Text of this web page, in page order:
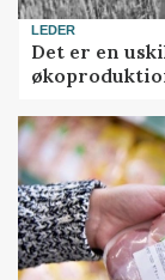
LEDER
Det er en